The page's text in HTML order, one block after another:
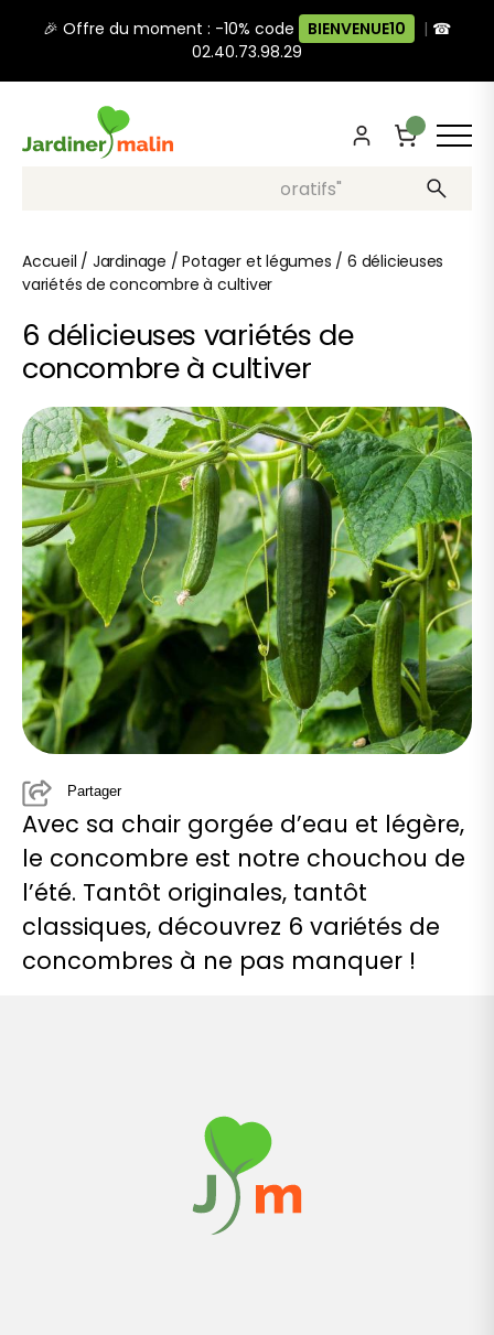
🎉 Offre du moment : -10% code BIENVENUE10 | ☎
02.40.73.98.29
Recherche, ex: "pots décoratifs"
Accueil / Jardinage /Potager et légumes /6 délicieuses
variétés de concombre à cultiver
6 délicieuses variétés de
concombre à cultiver
Partager
Avec sa chair gorgée d’eau et légère,
le concombre est notre chouchou de
l’été. Tantôt originales, tantôt
classiques, découvrez 6 variétés de
concombres à ne pas manquer !